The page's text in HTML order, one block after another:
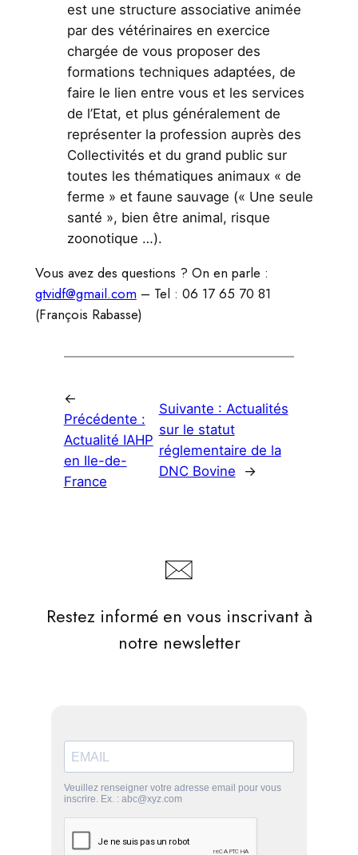
est une structure associative animée
par des vétérinaires en exercice
chargée de vous proposer des
formations techniques adaptées, de
faire le lien entre vous et les services
de l’Etat, et plus généralement de
représenter la profession auprès des
Collectivités et du grand public sur
toutes les thématiques animaux « de
ferme » et faune sauvage (« Une seule
santé », bien être animal, risque
zoonotique …).
Vous avez des questions ? On en parle :
gtvidf@gmail.com – Tel : 06 17 65 70 81
(François Rabasse)
←
Précédente :
Actualité IAHP
en Ile-de-
France
Suivante : Actualités
sur le statut
réglementaire de la
DNC Bovine
→
Restez informé en vous inscrivant à
notre newsletter